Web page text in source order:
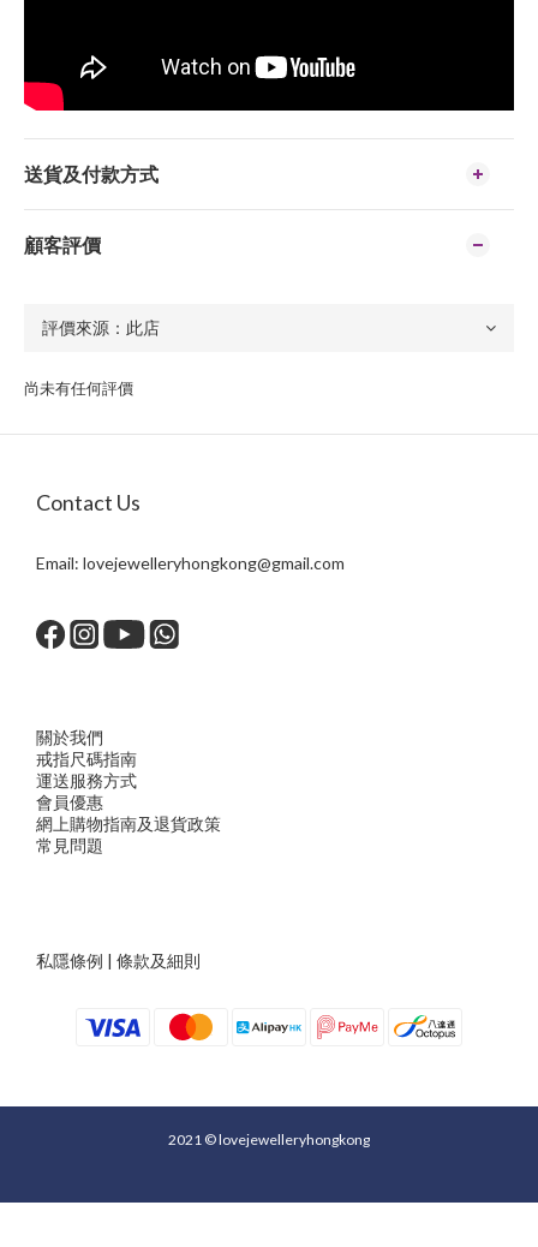
送貨及付款方式
顧客評價
尚未有任何評價
Contact Us
Email: lovejewelleryhongkong@gmail.com
關於我們
戒指尺碼指南
運送服務方式
會員優惠
網上購物指南及退貨政策
常見問題
私隱條例 | 條款及細則
2021 © lovejewelleryhongkong